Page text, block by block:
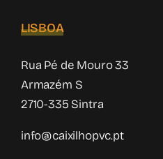
LISBOA
Rua Pé de Mouro 33
Armazém S
2710-335 Sintra
info@caixilhopvc.pt